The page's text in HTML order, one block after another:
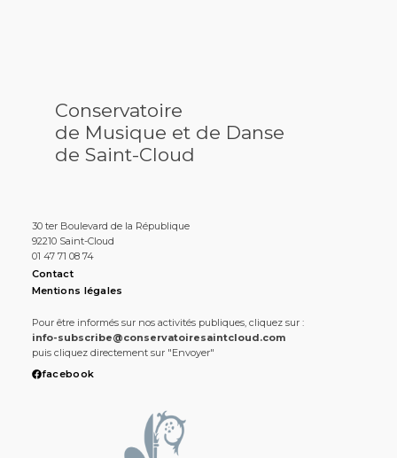
Conservatoire
de Musique et de Danse
de Saint-Cloud
30 ter Boulevard de la République
92210 Saint-Cloud
01 47 71 08 74
Contact
Mentions légales
Pour être informés sur nos activités publiques, cliquez sur :
info-subscribe@conservatoiresaintcloud.com
puis cliquez directement sur "Envoyer"
facebook